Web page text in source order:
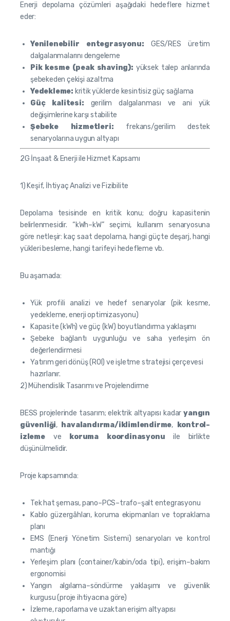
Enerji depolama çözümleri aşağıdaki hedeflere hizmet
eder:
Yenilenebilir entegrasyonu: GES/RES üretim
dalgalanmalarını dengeleme
Pik kesme (peak shaving): yüksek talep anlarında
şebekeden çekişi azaltma
Yedekleme: kritik yüklerde kesintisiz güç sağlama
Güç kalitesi: gerilim dalgalanması ve ani yük
değişimlerine karşı stabilite
Şebeke hizmetleri: frekans/gerilim destek
senaryolarına uygun altyapı
2G İnşaat & Enerji ile Hizmet Kapsamı
1) Keşif, İhtiyaç Analizi ve Fizibilite
Depolama tesisinde en kritik konu; doğru kapasitenin
belirlenmesidir. “kWh–kW” seçimi, kullanım senaryosuna
göre netleşir: kaç saat depolama, hangi güçte deşarj, hangi
yükleri besleme, hangi tarifeyi hedefleme vb.
Bu aşamada:
Yük profili analizi ve hedef senaryolar (pik kesme,
yedekleme, enerji optimizasyonu)
Kapasite (kWh) ve güç (kW) boyutlandırma yaklaşımı
Şebeke bağlantı uygunluğu ve saha yerleşim ön
değerlendirmesi
Yatırım geri dönüş (ROI) ve işletme stratejisi çerçevesi
hazırlanır.
2) Mühendislik Tasarımı ve Projelendirme
BESS projelerinde tasarım; elektrik altyapısı kadaryangın
güvenliği, havalandırma/iklimlendirme,
kontrol–
izlemeve koruma koordinasyonu ile birlikte
düşünülmelidir.
Proje kapsamında:
Tek hat şeması, pano–PCS–trafo–şalt entegrasyonu
Kablo güzergâhları, koruma ekipmanları ve topraklama
planı
EMS (Enerji Yönetim Sistemi) senaryoları ve kontrol
mantığı
Yerleşim planı (container/kabin/oda tipi), erişim–bakım
ergonomisi
Yangın algılama–söndürme yaklaşımı ve güvenlik
kurgusu (proje ihtiyacına göre)
İzleme, raporlama ve uzaktan erişim altyapısı